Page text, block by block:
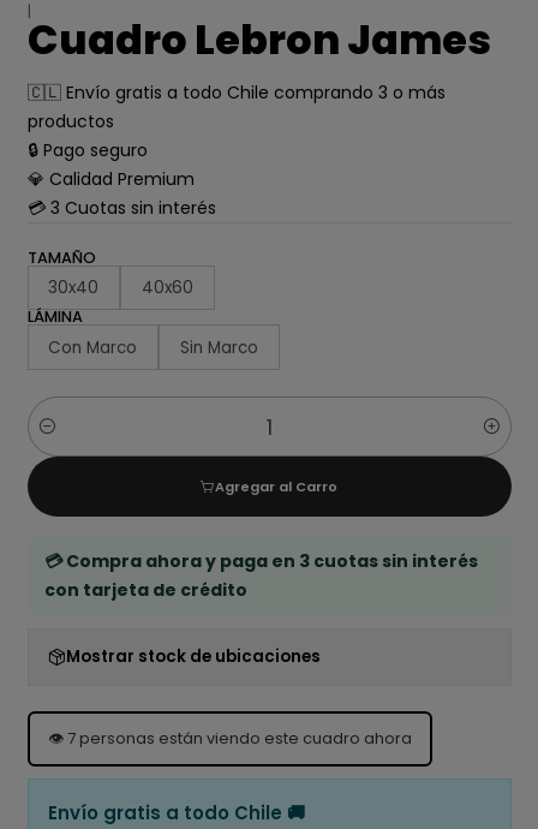
|
Cuadro Lebron James
🇨🇱 Envío gratis a todo Chile comprando 3 o más
productos
🔒 Pago seguro
💎 Calidad Premium
💳 3 Cuotas sin interés
TAMAÑO
30x40 40x60
LÁMINA
Con Marco Sin Marco
Cantidad
Agregar al Carro
💳 Compra ahora y paga en 3 cuotas sin interés
con tarjeta de crédito
Mostrar stock de ubicaciones
👁️ 7personas están viendo este cuadro ahora
Envío gratis a todo Chile 🚚